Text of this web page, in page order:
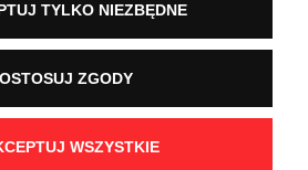
WERSJĘ STRONY
ODZNAKI
przez
TYLKO NIEZBĘDNE
ZGODY
WSZYSTKIE